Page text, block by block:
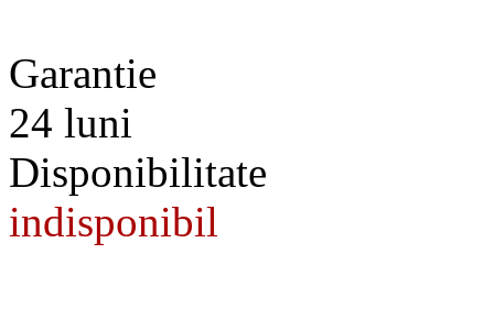
Garantie
24 luni
Disponibilitate
indisponibil